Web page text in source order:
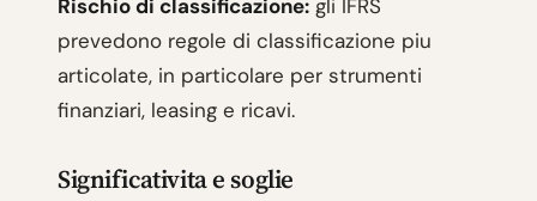
Rischio di classificazione: gli IFRS
prevedono regole di classificazione piu
articolate, in particolare per strumenti
finanziari, leasing e ricavi.
Significativita e soglie